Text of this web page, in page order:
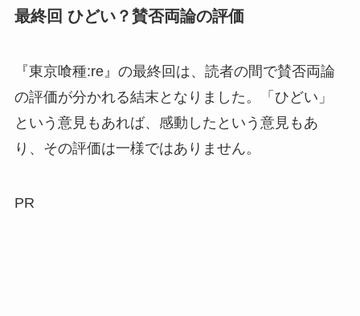
最終回 ひどい？賛否両論の評価
『東京喰種:re』の最終回は、読者の間で賛否両論
の評価が分かれる結末となりました。「ひどい」
という意見もあれば、感動したという意見もあ
り、その評価は一様ではありません。
PR